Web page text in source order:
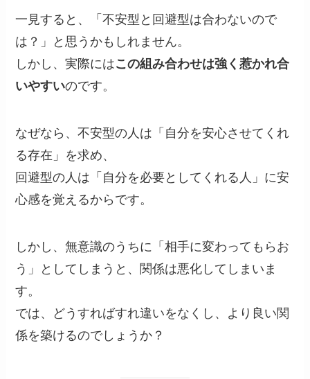
一見すると、「不安型と回避型は合わないので
は？」と思うかもしれません。
しかし、実際にはこの組み合わせは強く惹かれ合
いやすいのです。
なぜなら、不安型の人は「自分を安心させてくれ
る存在」を求め、
回避型の人は「自分を必要としてくれる人」に安
心感を覚えるからです。
しかし、無意識のうちに「相手に変わってもらお
う」としてしまうと、関係は悪化してしまいま
す。
では、どうすればすれ違いをなくし、より良い関
係を築けるのでしょうか？